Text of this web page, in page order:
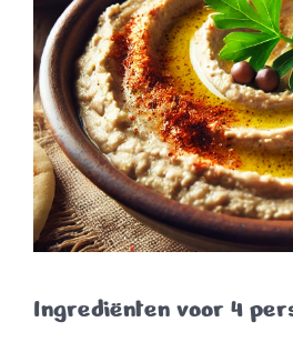
Ingrediënten voor 4